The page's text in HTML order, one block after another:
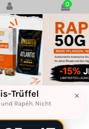
0
Trüffel
Rapéh. Nicht
×